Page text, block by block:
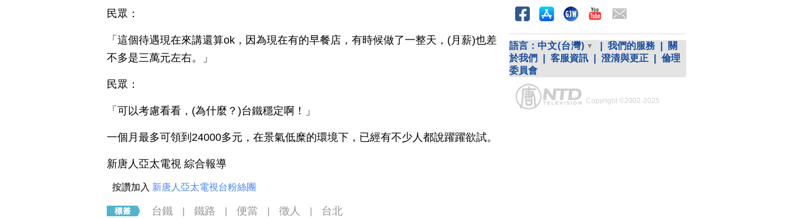
民眾：
「這個待遇現在來講還算ok，因為現在有的早餐店，有時候做了一整天，(月薪)也差
不多是三萬元左右。」
民眾：
「可以考慮看看，(為什麼？)台鐵穩定啊！」
一個月最多可領到24000多元，在景氣低糜的環境下，已經有不少人都說躍躍欲試。
新唐人亞太電視 綜合報導
按讚加入 新唐人亞太電視台粉絲團
台鐵 鐵路 便當 徵人 台北
語言： 中文(台灣) 我們的服務
關
於我們
客服資訊 澄清與更正
倫理
委員會
Copyright ©2002-2025